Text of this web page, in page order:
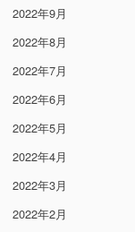
2022年9月
2022年8月
2022年7月
2022年6月
2022年5月
2022年4月
2022年3月
2022年2月